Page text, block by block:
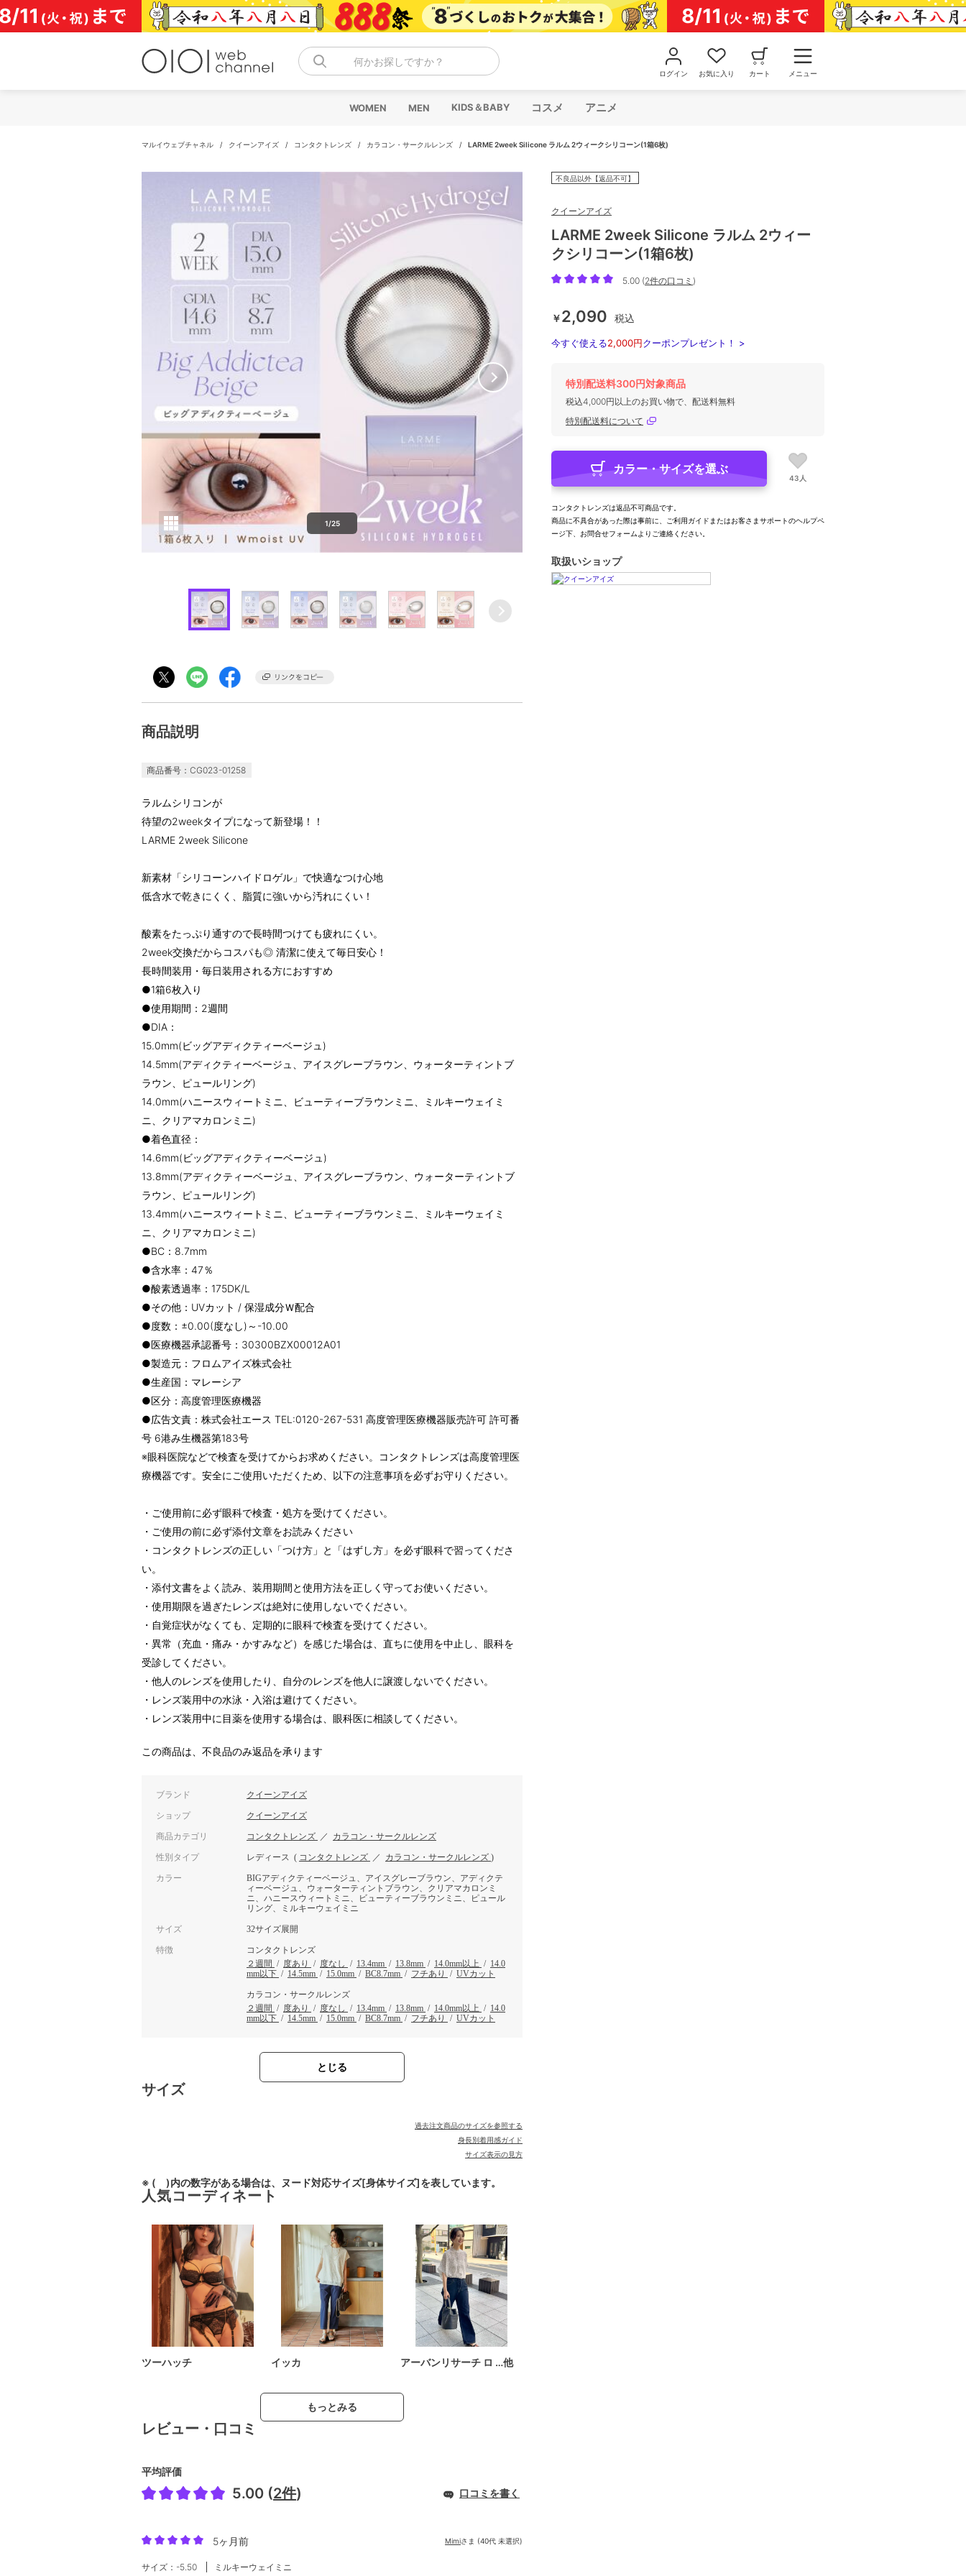
コ
ン
テ
何かお探しですか？
ログイン お気に入り カート メニュー
WOMEN MEN KIDS＆BABY コスメ アニメ
マルイウェブチャネル / クイーンアイズ / コンタクトレンズ / カラコン・サークルレンズ / LARME 2week Silicone ラルム 2ウィークシリコーン(1箱6枚)
1/25
商品説明
商品番号：CG023-01258
ラルムシリコンが
待望の2weekタイプになって新登場！！
LARME 2week Silicone
新素材「シリコーンハイドロゲル」で快適なつけ心地
低含水で乾きにくく、脂質に強いから汚れにくい！
酸素をたっぷり通すので長時間つけても疲れにくい。
2week交換だからコスパも◎ 清潔に使えて毎日安心！
長時間装用・毎日装用される方におすすめ
●1箱6枚入り
●使用期間：2週間
●DIA：
15.0mm(ビッグアディクティーベージュ)
14.5mm(アディクティーベージュ、アイスグレーブラウン、ウォーターティントブ
ラウン、ピュールリング)
14.0mm(ハニースウィートミニ、ビューティーブラウンミニ、ミルキーウェイミ
ニ、クリアマカロンミニ)
●着色直径：
14.6mm(ビッグアディクティーベージュ)
13.8mm(アディクティーベージュ、アイスグレーブラウン、ウォーターティントブ
ラウン、ピュールリング)
13.4mm(ハニースウィートミニ、ビューティーブラウンミニ、ミルキーウェイミ
ニ、クリアマカロンミニ)
●BC：8.7mm
●含水率：47％
●酸素透過率：175DK/L
●その他：UVカット / 保湿成分Ｗ配合
●度数：±0.00(度なし)～-10.00
●医療機器承認番号：30300BZX00012A01
●製造元：フロムアイズ株式会社
●生産国：マレーシア
●区分：高度管理医療機器
●広告文責：株式会社エース TEL:0120-267-531 高度管理医療機器販売許可 許可番
号 6港み生機器第183号
※眼科医院などで検査を受けてからお求めください。コンタクトレンズは高度管理医
療機器です。安全にご使用いただくため、以下の注意事項を必ずお守りください。
・ご使用前に必ず眼科で検査・処方を受けてください。
・ご使用の前に必ず添付文章をお読みください
・コンタクトレンズの正しい「つけ方」と「はずし方」を必ず眼科で習ってくださ
い。
・添付文書をよく読み、装用期間と使用方法を正しく守ってお使いください。
・使用期限を過ぎたレンズは絶対に使用しないでください。
・自覚症状がなくても、定期的に眼科で検査を受けてください。
・異常（充血・痛み・かすみなど）を感じた場合は、直ちに使用を中止し、眼科を
受診してください。
・他人のレンズを使用したり、自分のレンズを他人に譲渡しないでください。
・レンズ装用中の水泳・入浴は避けてください。
・レンズ装用中に目薬を使用する場合は、眼科医に相談してください。
この商品は、不良品のみ返品を承ります
ブランド クイーンアイズ
ショップ クイーンアイズ
商品カテゴリ コンタクトレンズ ／ カラコン・サークルレンズ
性別タイプ レディース ( コンタクトレンズ ／ カラコン・サークルレンズ )
カラー
BIGアディクティーベージュ、アイスグレーブラウン、アディクテ
ィーベージュ、ウォーターティントブラウン、クリアマカロンミ
ニ、ハニースウィートミニ、ビューティーブラウンミニ、ピュール
リング、ミルキーウェイミニ
サイズ 32サイズ展開
特徴
コンタクトレンズ
２週間 / 度あり / 度なし / 13.4mm / 13.8mm / 14.0mm以上 / 14.0
mm以下 / 14.5mm / 15.0mm / BC8.7mm / フチあり / UVカット
カラコン・サークルレンズ
２週間 / 度あり / 度なし / 13.4mm / 13.8mm / 14.0mm以上 / 14.0
mm以下 / 14.5mm / 15.0mm / BC8.7mm / フチあり / UVカット
とじる
サイズ
過去注文商品のサイズを参照する
身長別着用感ガイド
サイズ表示の見方
※ ( )内の数字がある場合は、ヌード対応サイズ[身体サイズ]を表しています。
人気コーディネート
ツーハッチ イッカ アーバンリサーチ ロ …他
もっとみる
レビュー・口コミ
平均評価
5.00 (2件) 口コミを書く
5ヶ月前 Mimiさま (40代 未選択)
サイズ：-5.50 ミルキーウェイミニ
不良品以外【返品不可】
クイーンアイズ
LARME 2week Silicone ラルム 2ウィー
クシリコーン(1箱6枚)
5.00 (2件の口コミ )
￥2,090 税込
今すぐ使える2,000円クーポンプレゼント！ >
特別配送料300円対象商品
税込4,000円以上のお買い物で、配送料無料
特別配送料について
カラー・サイズを選ぶ
43人
コンタクトレンズは返品不可商品です。
商品に不具合があった際は事前に、ご利用ガイドまたはお客さまサポートのヘルプペ
ージ下、お問合せフォームよりご連絡ください。
取扱いショップ